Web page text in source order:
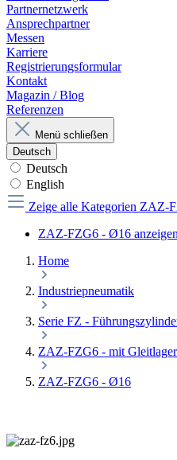
Partnernetzwerk
Ansprechpartner
Messen
Karriere
Registrierungsformular
Kontakt
Magazin / Blog
Referenzen
Menü schließen
Deutsch
Deutsch
English
Zeige alle Kategorien ZAZ-
ZAZ-FZG6 - Ø16 anzeigen
Home
Industriepneumatik
Serie FZ -
ZAZ-FZG6 - mit Gleitlager
ZAZ-FZG6 - Ø16